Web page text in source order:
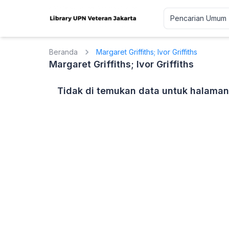
Beranda Margaret Griffiths; Ivor Griffiths
Margaret Griffiths; Ivor Griffiths
Tidak di temukan data untuk